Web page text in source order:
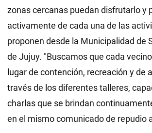
zonas cercanas puedan disfrutarlo y
activamente de cada una de las
proponen desde la Municipalidad de
de Jujuy. "Buscamos que cada
lugar de contención, recreación y de
través de los diferentes talleres,
charlas que se brindan
en el mismo comunicado de repudio